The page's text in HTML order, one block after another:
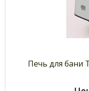
Печь для бани